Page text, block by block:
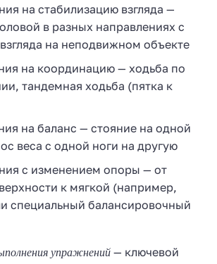
на стабилизацию взгляда —
в разных направлениях с
на неподвижном объекте
на координацию — ходьба по
тандемная ходьба (пятка к
на баланс — стояние на одной
веса с одной ноги на другую
с изменением опоры — от
к мягкой (например,
специальный балансировочный
упражнений — ключевой